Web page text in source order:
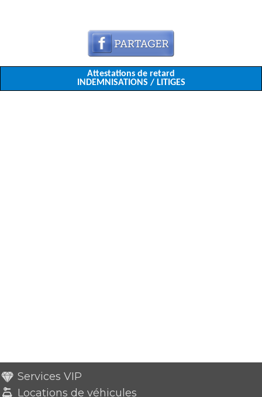
Attestations de retard
INDEMNISATIONS / LITIGES
Services VIP
Locations de véhicules